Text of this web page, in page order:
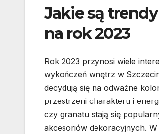
Jakie są
na rok 2023
Rok 2023 przynosi wiele
wykończeń wnętrz w
decydują się na odważne
przestrzeni charakteru i
czy granatu stają się
akcesoriów dekoracyjnych.